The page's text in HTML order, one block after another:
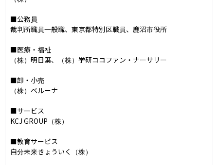
■公務員
裁判所職員一般職、東京都特別区職員、鹿沼市役所
■医療・福祉
（株）明日葉、（株）学研ココファン・ナーサリー
■卸・小売
（株）ベルーナ
■サービス
KCJ GROUP（株）
■教育サービス
自分未来きょういく（株）